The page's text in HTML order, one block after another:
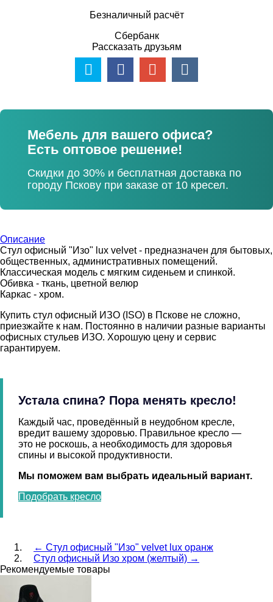
Безналичный расчёт
Сбербанк
Рассказать друзьям
Мебель для вашего офиса?
Есть оптовое решение!
Скидки до 30% и бесплатная доставка по
городу Пскову при заказе от 10 кресел.
Описание
Стул офисный "Изо" lux velvet - предназначен для бытовых,
общественных, административных помещений.
Классическая модель с мягким сиденьем и спинкой.
Обивка - ткань, цветной велюр
Каркас - хром.
Купить стул офисный ИЗО (ISO) в Пскове не сложно,
приезжайте к нам. Постоянно в наличии разные варианты
офисных стульев ИЗО. Хорошую цену и сервис
гарантируем.
Устала спина? Пора менять кресло!
Каждый час, проведённый в неудобном кресле,
вредит вашему здоровью. Правильное кресло —
это не роскошь, а необходимость для здоровья
спины и высокой продуктивности.
Мы поможем вам выбрать идеальный вариант.
Подобрать кресло
← Стул офисный "Изо" velvet lux оранж
Стул офисный Изо хром (желтый) →
Рекомендуемые товары